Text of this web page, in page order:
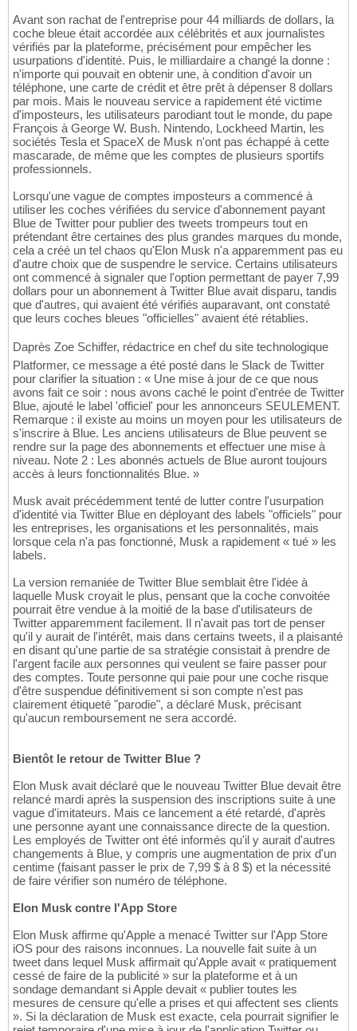
Avant son rachat de l'entreprise pour 44 milliards de dollars, la
coche bleue était accordée aux célébrités et aux journalistes
vérifiés par la plateforme, précisément pour empêcher les
usurpations d'identité. Puis, le milliardaire a changé la donne :
n'importe qui pouvait en obtenir une, à condition d'avoir un
téléphone, une carte de crédit et être prêt à dépenser 8 dollars
par mois. Mais le nouveau service a rapidement été victime
d'imposteurs, les utilisateurs parodiant tout le monde, du pape
François à George W. Bush. Nintendo, Lockheed Martin, les
sociétés Tesla et SpaceX de Musk n'ont pas échappé à cette
mascarade, de même que les comptes de plusieurs sportifs
professionnels.
Lorsqu'une vague de comptes imposteurs a commencé à
utiliser les coches vérifiées du service d'abonnement payant
Blue de Twitter pour publier des tweets trompeurs tout en
prétendant être certaines des plus grandes marques du monde,
cela a créé un tel chaos qu'Elon Musk n'a apparemment pas eu
d'autre choix que de suspendre le service. Certains utilisateurs
ont commencé à signaler que l'option permettant de payer 7,99
dollars pour un abonnement à Twitter Blue avait disparu, tandis
que d'autres, qui avaient été vérifiés auparavant, ont constaté
que leurs coches bleues "officielles" avaient été rétablies.
Daprès Zoe Schiffer, rédactrice en chef du site technologique
Platformer, ce message a été posté dans le Slack de Twitter
pour clarifier la situation : « Une mise à jour de ce que nous
avons fait ce soir : nous avons caché le point d'entrée de Twitter
Blue, ajouté le label 'officiel' pour les annonceurs SEULEMENT.
Remarque : il existe au moins un moyen pour les utilisateurs de
s'inscrire à Blue. Les anciens utilisateurs de Blue peuvent se
rendre sur la page des abonnements et effectuer une mise à
niveau. Note 2 : Les abonnés actuels de Blue auront toujours
accès à leurs fonctionnalités Blue. »
Musk avait précédemment tenté de lutter contre l'usurpation
d'identité via Twitter Blue en déployant des labels "officiels" pour
les entreprises, les organisations et les personnalités, mais
lorsque cela n'a pas fonctionné, Musk a rapidement « tué » les
labels.
La version remaniée de Twitter Blue semblait être l'idée à
laquelle Musk croyait le plus, pensant que la coche convoitée
pourrait être vendue à la moitié de la base d'utilisateurs de
Twitter apparemment facilement. Il n'avait pas tort de penser
qu'il y aurait de l'intérêt, mais dans certains tweets, il a plaisanté
en disant qu'une partie de sa stratégie consistait à prendre de
l'argent facile aux personnes qui veulent se faire passer pour
des comptes. Toute personne qui paie pour une coche risque
d'être suspendue définitivement si son compte n'est pas
clairement étiqueté "parodie", a déclaré Musk, précisant
qu'aucun remboursement ne sera accordé.
Bientôt le retour de Twitter Blue ?
Elon Musk avait déclaré que le nouveau Twitter Blue devait être
relancé mardi après la suspension des inscriptions suite à une
vague d'imitateurs. Mais ce lancement a été retardé, d'après
une personne ayant une connaissance directe de la question.
Les employés de Twitter ont été informés qu'il y aurait d'autres
changements à Blue, y compris une augmentation de prix d'un
centime (faisant passer le prix de 7,99 $ à 8 $) et la nécessité
de faire vérifier son numéro de téléphone.
Elon Musk contre l'App Store
Elon Musk affirme qu'Apple a menacé Twitter sur l'App Store
iOS pour des raisons inconnues. La nouvelle fait suite à un
tweet dans lequel Musk affirmait qu'Apple avait « pratiquement
cessé de faire de la publicité » sur la plateforme et à un
sondage demandant si Apple devait « publier toutes les
mesures de censure qu'elle a prises et qui affectent ses clients
». Si la déclaration de Musk est exacte, cela pourrait signifier le